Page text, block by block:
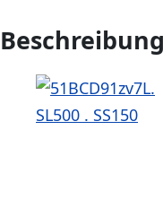
Beschreibung